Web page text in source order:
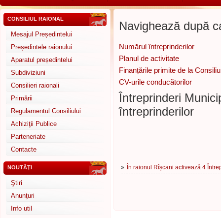
CONSILIUL RAIONAL
Mesajul Președintelui
Președintele raionului
Aparatul președintelui
Subdiviziuni
Consilieri raionali
Primării
Regulamentul Consiliului
Achiziţii Publice
Parteneriate
Contacte
NOUTĂŢI
Ştiri
Anunţuri
Info util
Navighează după
Numărul întreprinderilor
Planul de activitate
Finanțările primite de la
CV-urile conducătorilor
Întreprinderi
întreprinderilor
» În raionul Rîșcani activează 4